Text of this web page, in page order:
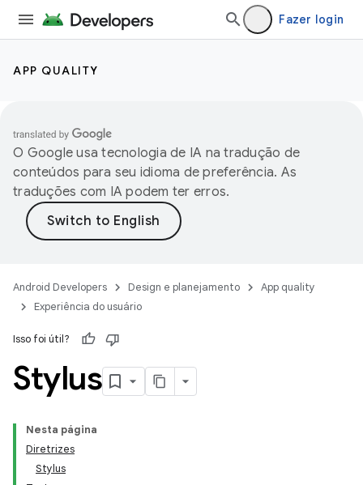
Fazer login
APP QUALITY
O Google usa tecnologia de IA na tradução de
conteúdos para seu idioma de preferência. As
traduções com IA podem ter erros.
Android Developers Design e planejamento
App quality
Experiência do usuário
Isso foi útil?
Stylus
Nesta página
Diretrizes
Stylus